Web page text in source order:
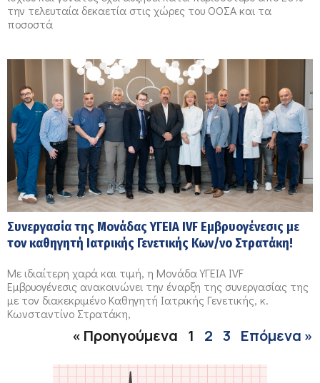
την τελευταία δεκαετία στις χώρες του ΟΟΣΑ και τα
ποσοστά
Συνεργασία της Μονάδας ΥΓΕΙΑ IVF Εμβρυογένεσις με
τον καθηγητή Ιατρικής Γενετικής Κων/νο Στρατάκη!
Με ιδιαίτερη χαρά και τιμή, η Μονάδα ΥΓΕΙΑ IVF
Εμβρυογένεσις ανακοινώνει την έναρξη της συνεργασίας της
με τον διακεκριμένο Καθηγητή Ιατρικής Γενετικής, κ.
Κωνσταντίνο Στρατάκη,
« Προηγούμενα 1 2 3 Επόμενα »